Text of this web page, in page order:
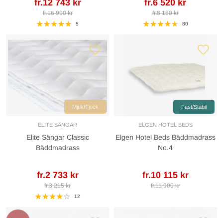
fr.12 743 kr
fr.16 990 kr
5
fr.6 520 kr
fr.8 150 kr
80
Mjuk/Tjock
ELITE SÄNGAR
Elite Sängar Classic
Bäddmadrass
fr.2 733 kr
fr.3 215 kr
12
Fast/Stabil
ELGEN HOTEL BEDS
Elgen Hotel Beds Bäddmadrass
No.4
fr.10 115 kr
fr.11 900 kr